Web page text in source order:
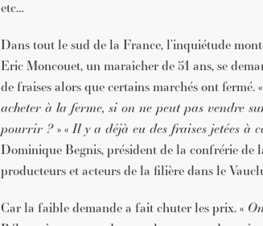
etc…
Dans tout le sud de la France, l’inquiétude
Eric Moncouet, un maraîcher de 51 ans, se
de fraises alors que certains marchés ont fermé. «
acheter à la ferme, si on ne peut pas vendre
pourrir ?» «Il y a déjà eu des fraises jetées à
Dominique Begnis, président de la confrérie de
producteurs et acteurs de la filière dans le
Car la faible demande a fait chuter les prix. «